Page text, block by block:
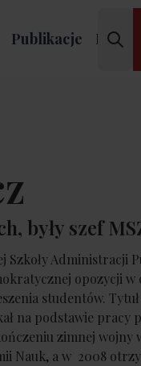
Publikacje Kontakt
były szef
Administracji
opozycji w
studentów.
na podstawie pracy
zimnej wojny
Nauk, a w 2008